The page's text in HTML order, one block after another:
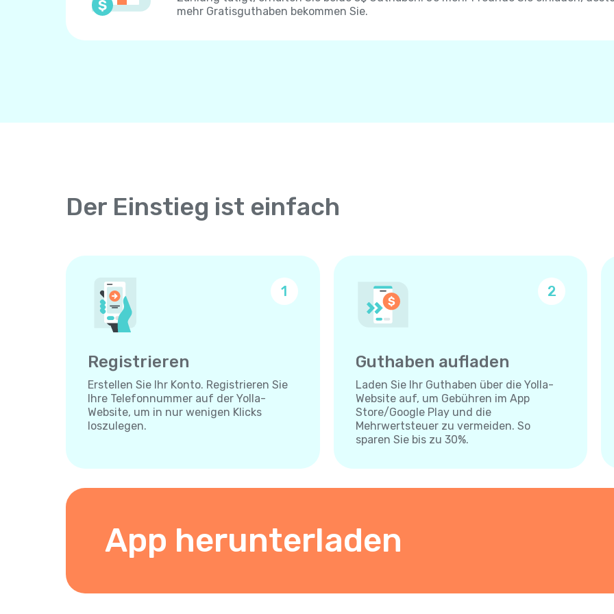
mehr Gratisguthaben bekommen Sie.
Der Einstieg ist einfach
1
Registrieren
Erstellen Sie Ihr Konto. Registrieren Sie
Ihre Telefonnummer auf der Yolla-
Website, um in nur wenigen Klicks
loszulegen.
2
Guthaben aufladen
Laden Sie Ihr Guthaben über die Yolla-
Website auf, um Gebühren im App
Store/Google Play und die
Mehrwertsteuer zu vermeiden. So
sparen Sie bis zu 30%.
App herunterladen